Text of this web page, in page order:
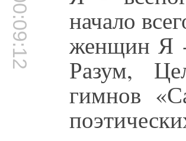
00:09:12 начало
женщин Я -
Разум,
гимнов